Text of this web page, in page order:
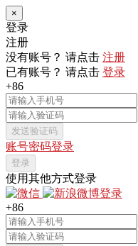
×
登录
注册
没有账号？ 请点击 注册
已有账号？ 请点击 登录
+86
发送验证码
账号密码登录
登录
使用其他方式登录
+86